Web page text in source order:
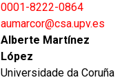
0001-8222-0864
aumarcor@csa.upv.es
Alberte Martínez
López
Universidade da Coruña